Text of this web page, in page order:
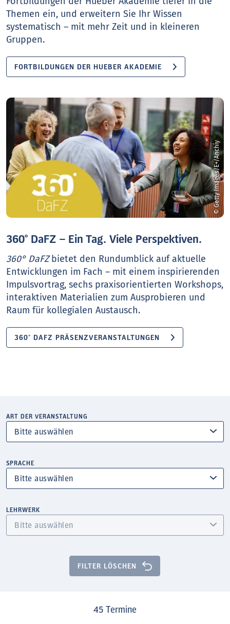
Themen ein, und erweitern Sie Ihr Wissen
systematisch – mit mehr Zeit und in kleineren
Gruppen.
FORTBILDUNGEN DER HUEBER AKADEMIE
© Getty Images/E+/Anchiy
360° DaFZ – Ein Tag. Viele Perspektiven.
360° DaFZbietet den Rundumblick auf aktuelle
Entwicklungen im Fach – mit einem inspirierenden
Impulsvortrag, sechs praxisorientierten Workshops,
interaktiven Materialien zum Ausprobieren und
Raum für kollegialen Austausch.
360° DAFZ PRÄSENZVERANSTALTUNGEN
ART DER VERANSTALTUNG
SPRACHE
LEHRWERK
FILTER LÖSCHEN
45 Termine